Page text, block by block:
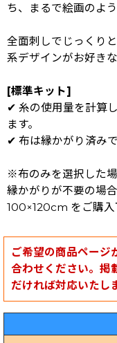
ち、まるで絵画のよ
全面刺しでじっくり
系デザインがお好き
[標準キット]
✔ 糸の使用量を計算
ます。
✔ 布は縁かがり済み
※布のみを選択した場
縁かがりが不要の場
100×120cm をご購入
ご希望の商品ページ
合わせください。掲
だければ対応いたし